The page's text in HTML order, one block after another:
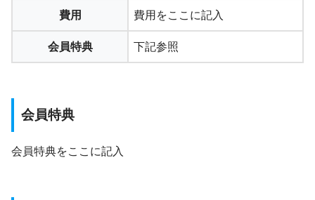
費用 費用をここに記入
会員特典 下記参照
会員特典
会員特典をここに記入